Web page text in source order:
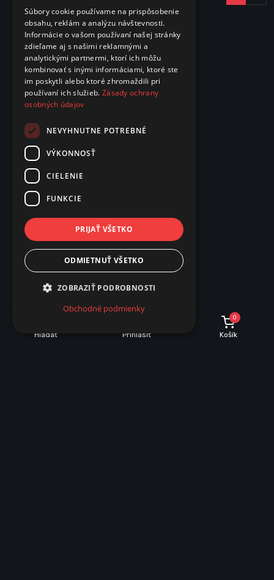
Hľadať Prihlásiť
0
Košík
Súbory cookie používame na prispôsobenie
obsahu, reklám a analýzu návštevnosti.
Informácie o vašom používaní našej stránky
zdieľame aj s našimi reklamnými a
analytickými partnermi, ktorí ich môžu
kombinovať s inými informáciami, ktoré ste
im poskytli alebo ktoré zhromaždili pri
používaní ich služieb. Zásady ochrany
osobných údajov
NEVYHNUTNE POTREBNÉ
VÝKONNOSŤ
CIELENIE
FUNKCIE
PRIJAŤ VŠETKO
ODMIETNUŤ VŠETKO
ZOBRAZIŤ PODROBNOSTI
Obchodné podmienky